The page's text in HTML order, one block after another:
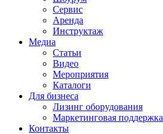
Сервис
Аренда
Инструктаж
Медиа
Статьи
Видео
Мероприятия
Каталоги
Для бизнеса
Лизинг оборудования
Маркетинговая поддержка
Контакты